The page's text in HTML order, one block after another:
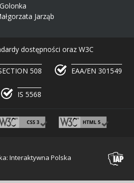
Jarząb
dostępności oraz W3C
508 EAA/EN 301549
IS 5568
Interaktywna Polska